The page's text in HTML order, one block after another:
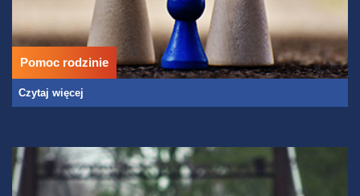
Pomoc rodzinie
Czytaj więcej